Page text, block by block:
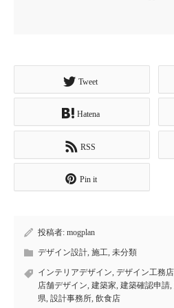
Tweet
Hatena
RSS
Pin it
投稿者: mogplan
デザイン設計, 施工, 未分類
インテリアデザイン, デザイン工務店
店舗デザイン, 建築家, 建築確認申請,
県, 設計事務所, 飲食店